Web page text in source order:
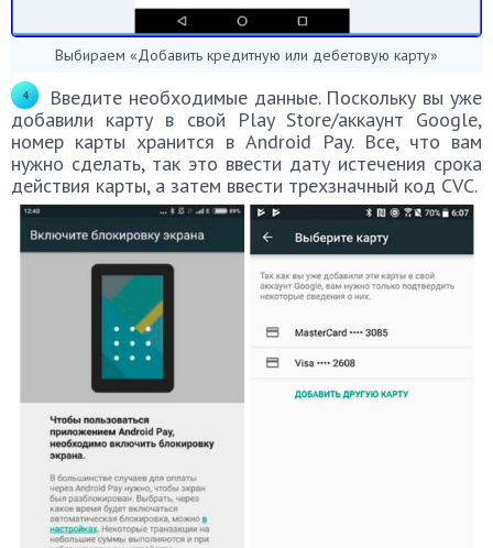
Выбираем «Добавить кредитную или дебетовую карту»
Введите необходимые данные. Поскольку вы уже
добавили карту в свой Play Store/аккаунт Google,
номер карты хранится в Android Pay. Все, что вам
нужно сделать, так это ввести дату истечения срока
действия карты, а затем ввести трехзначный код CVC.